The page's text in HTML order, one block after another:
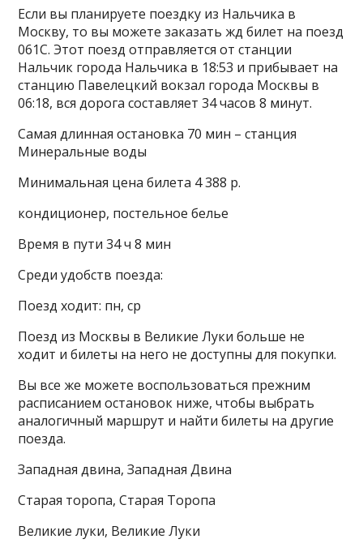
Если вы планируете поездку из Нальчика в
Москву, то вы можете заказать жд билет на поезд
061С. Этот поезд отправляется от станции
Нальчик города Нальчика в 18:53 и прибывает на
станцию Павелецкий вокзал города Москвы в
06:18, вся дорога составляет 34 часов 8 минут.
Самая длинная остановка 70 мин – станция
Минеральные воды
Минимальная цена билета 4 388 р.
кондиционер, постельное белье
Время в пути 34 ч 8 мин
Среди удобств поезда:
Поезд ходит: пн, ср
Поезд из Москвы в Великие Луки больше не
ходит и билеты на него не доступны для покупки.
Вы все же можете воспользоваться прежним
расписанием остановок ниже, чтобы выбрать
аналогичный маршрут и найти билеты на другие
поезда.
Западная двина, Западная Двина
Старая торопа, Старая Торопа
Великие луки, Великие Луки